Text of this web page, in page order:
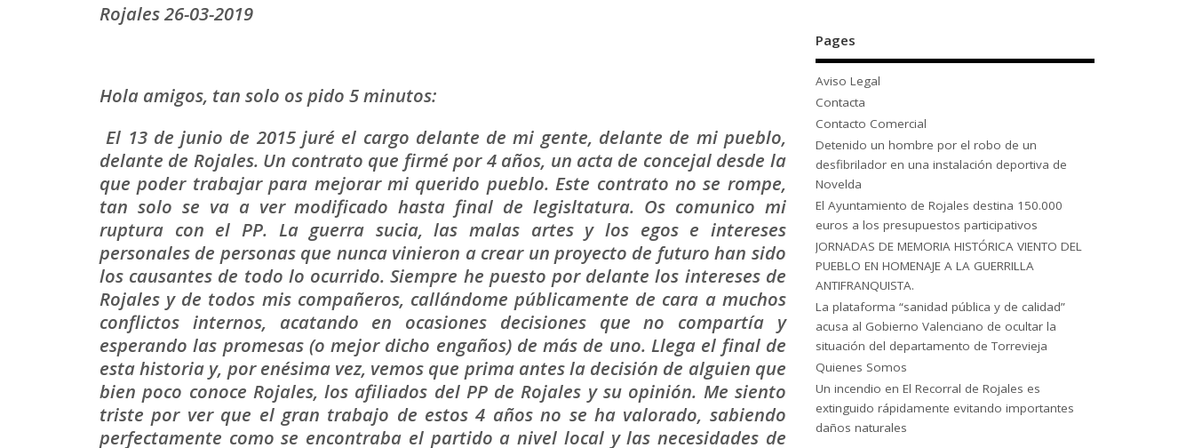
Rojales 26-03-2019
Hola amigos, tan solo os pido 5 minutos:
El 13 de junio de 2015 juré el cargo delante de mi gente, delante de mi pueblo,
delante de Rojales. Un contrato que firmé por 4 años, un acta de concejal desde la
que poder trabajar para mejorar mi querido pueblo. Este contrato no se rompe,
tan solo se va a ver modificado hasta final de legisltatura. Os comunico mi
ruptura con el PP. La guerra sucia, las malas artes y los egos e intereses
personales de personas que nunca vinieron a crear un proyecto de futuro han sido
los causantes de todo lo ocurrido. Siempre he puesto por delante los intereses de
Rojales y de todos mis compañeros, callándome públicamente de cara a muchos
conflictos internos, acatando en ocasiones decisiones que no compartía y
esperando las promesas (o mejor dicho engaños) de más de uno. Llega el final de
esta historia y, por enésima vez, vemos que prima antes la decisión de alguien que
bien poco conoce Rojales, los afiliados del PP de Rojales y su opinión. Me siento
triste por ver que el gran trabajo de estos 4 años no se ha valorado, sabiendo
perfectamente como se encontraba el partido a nivel local y las necesidades de
Pages
Aviso Legal
Contacta
Contacto Comercial
Detenido un hombre por el robo de un
desfibrilador en una instalación deportiva de
Novelda
El Ayuntamiento de Rojales destina 150.000
euros a los presupuestos participativos
JORNADAS DE MEMORIA HISTÓRICA VIENTO DEL
PUEBLO EN HOMENAJE A LA GUERRILLA
ANTIFRANQUISTA.
La plataforma “sanidad pública y de calidad”
acusa al Gobierno Valenciano de ocultar la
situación del departamento de Torrevieja
Quienes Somos
Un incendio en El Recorral de Rojales es
extinguido rápidamente evitando importantes
daños naturales